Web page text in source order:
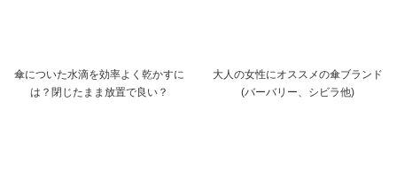
傘についた水滴を効率よく乾かすに
は？閉じたまま放置で良い？
大人の女性にオススメの傘ブランド
(バーバリー、シビラ他)